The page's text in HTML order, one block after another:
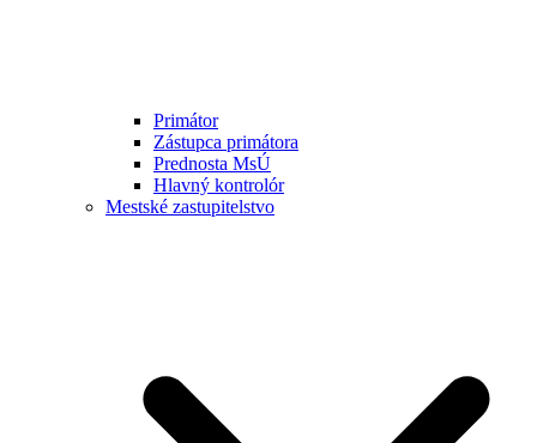
Primátor
Zástupca primátora
Prednosta MsÚ
Hlavný kontrolór
Mestské zastupitelstvo